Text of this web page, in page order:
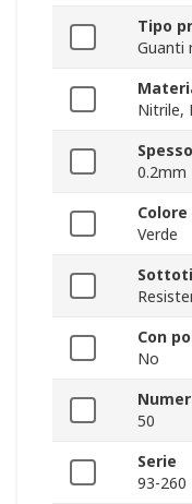
Tipo
Guanti
Nitrile,
0.2mm
Colore
Verde
Con
No
50
Serie
93-260